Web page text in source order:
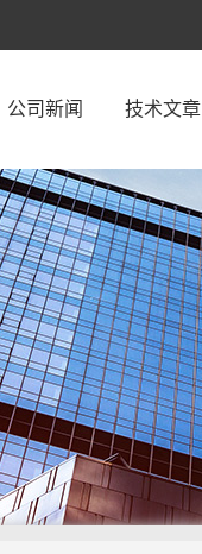
公司新闻 技术文章